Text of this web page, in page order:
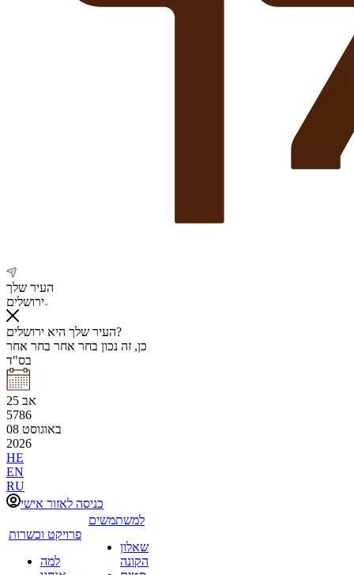
העיר שלך
ירושלים
העיר שלך היא ירושלים?
כן, זה נכון בחר אחר בחר אחר
בס"ד
25 אב
5786
08 באוגוסט
2026
HE
EN
RU
כניסה לאזור אישי
פרויקט וכשרות
למה
למשתמשים
שאלון
הקונה